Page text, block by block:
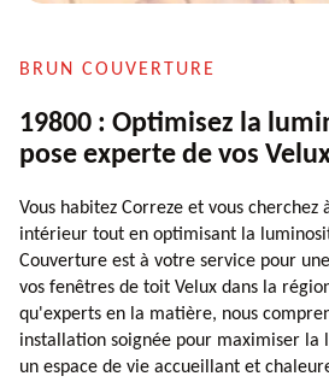
BRUN COUVERTURE
19800 : Optimisez la
pose experte de vos
Vous habitez Correze et vous
intérieur tout en optimisant la
Couverture est à votre service pour
vos fenêtres de toit Velux dans la
qu'experts en la matière, nous
installation soignée pour maximiser
un espace de vie accueillant et